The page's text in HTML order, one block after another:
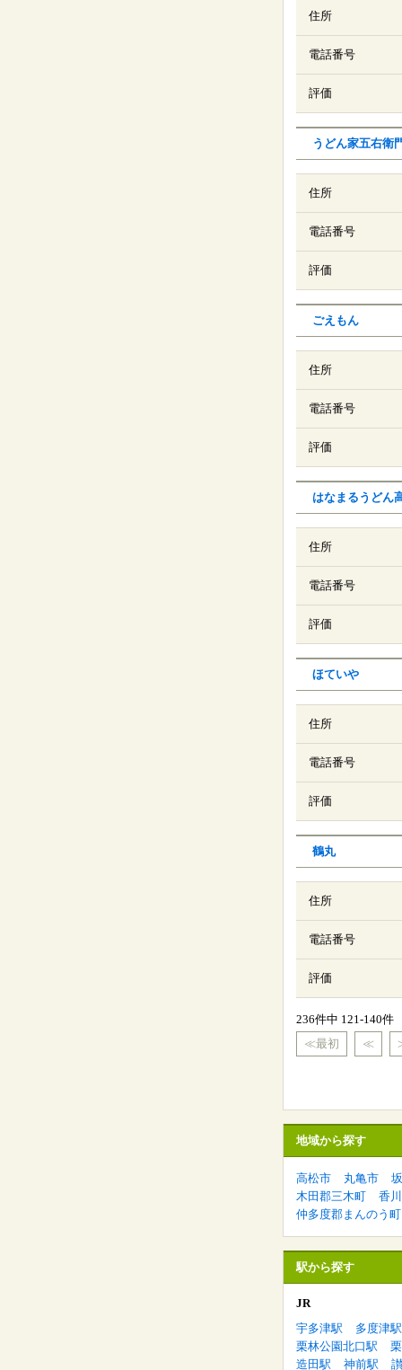
住所
電話番号
評価
うどん家五右衛
住所
電話番号
評価
ごえもん
住所
電話番号
評価
はなまるうどん
住所
電話番号
評価
ほていや
住所
電話番号
評価
鶴丸
住所
電話番号
評価
236件中 121-140件
≪最初
≪
地域から探す
高松市 丸亀市
木田郡三木町
香
仲多度郡まんのう町
駅から探す
JR
宇多津駅
多度津駅
栗林公園北口駅
造田駅
神前駅